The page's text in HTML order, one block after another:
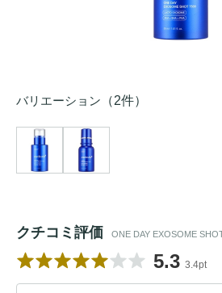
バリエーション （2件）
クチコミ評価 ONE DAY EXOSOME
5.3 3.4pt